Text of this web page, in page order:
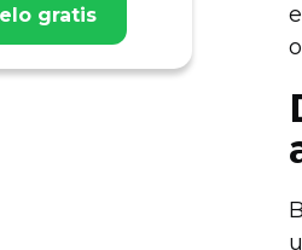
gratis